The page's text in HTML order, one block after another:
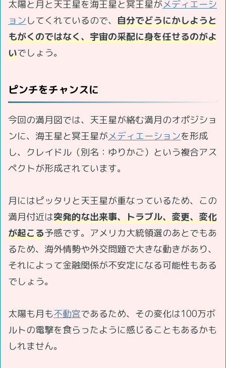
太陽と月と天王星を海王星と冥王星がメディエーシ
ョンしてくれているので、 自分でどうにかしようと
もがくのではなく、宇宙の采配に身を任せるのがよ
いでしょう。
ピンチをチャンスに
今回の満月図では、天王星が絡む満月のオポジショ
ンに、海王星と冥王星がメディエーションを形成
し、クレイドル（別名：ゆりかご）という複合アス
ペクトが形成されています。
月にはピッタリと天王星が重なっているため、この
満月付近は突発的な出来事、トラブル、変更、変化
が起こる予感です。アメリカ大統領選のあとでもあ
るため、海外情勢や外交問題で大きな動きがあり、
それによって金融関係が不安定になる可能性もある
でしょう。
太陽も月も不動宮であるため、その変化は100万ボ
ルトの電撃を食らったように感じることもあるかも
しれません。